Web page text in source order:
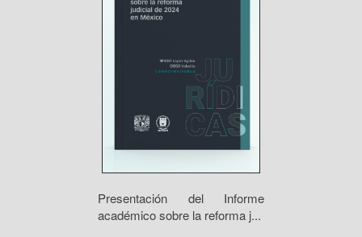
Presentación del Informe
académico sobre la reforma j...